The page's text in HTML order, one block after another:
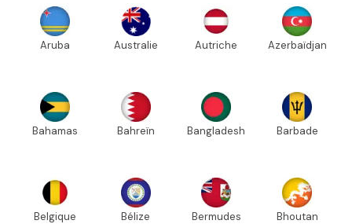
Aruba Australie Autriche Azerbaïdjan
Bahamas Bahreïn Bangladesh Barbade
Belgique Bélize Bermudes Bhoutan